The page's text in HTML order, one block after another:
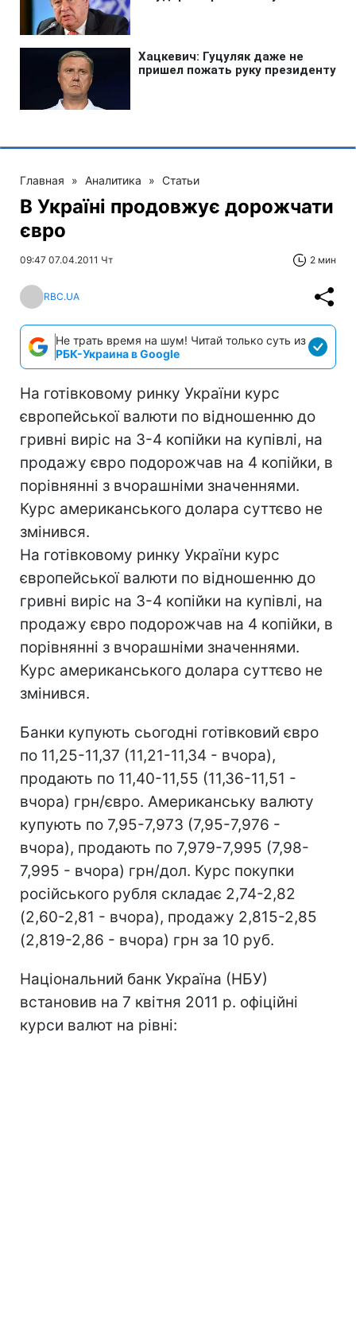
Главная » Аналитика » Статьи
В Україні продовжує дорожчати
євро
09:47 07.04.2011 Чт 2 мин
RBC.UA
Не трать время на шум! Читай только суть из
РБК-Украина в Google
На готівковому ринку України курс
європейської валюти по відношенню до
гривні виріс на 3-4 копійки на купівлі, на
продажу євро подорожчав на 4 копійки, в
порівнянні з вчорашніми значеннями.
Курс американського долара суттєво не
змінився.
На готівковому ринку України курс
європейської валюти по відношенню до
гривні виріс на 3-4 копійки на купівлі, на
продажу євро подорожчав на 4 копійки, в
порівнянні з вчорашніми значеннями.
Курс американського долара суттєво не
змінився.
Банки купують сьогодні готівковий євро
по 11,25-11,37 (11,21-11,34 - вчора),
продають по 11,40-11,55 (11,36-11,51 -
вчора) грн/євро. Американську валюту
купують по 7,95-7,973 (7,95-7,976 -
вчора), продають по 7,979-7,995 (7,98-
7,995 - вчора) грн/дол. Курс покупки
російського рубля складає 2,74-2,82
(2,60-2,81 - вчора), продажу 2,815-2,85
(2,819-2,86 - вчора) грн за 10 руб.
Національний банк Україна (НБУ)
встановив на 7 квітня 2011 р. офіційні
курси валют на рівні: